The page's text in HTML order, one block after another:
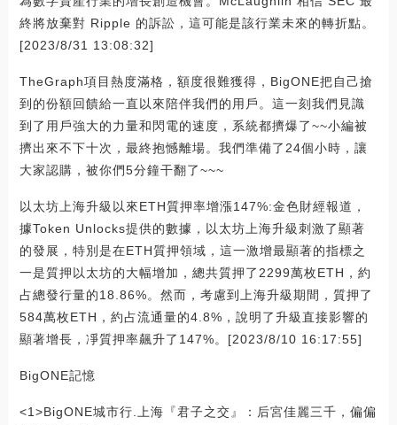
終將放棄對 Ripple 的訴訟，這可能是該行業未來的轉折點。
[2023/8/31 13:08:32]
TheGraph項目熱度滿格，額度很難獲得，BigONE把自己搶
到的份額回饋給一直以來陪伴我們的用戶。這一刻我們見識
到了用戶強大的力量和閃電的速度，系統都擠爆了~~小編被
擠出來不下十次，最終抱憾離場。我們準備了24個小時，讓
大家認購，被你們5分鐘干翻了~~~
以太坊上海升級以來ETH質押率增漲147%:金色財經報道，
據Token Unlocks提供的數據，以太坊上海升級刺激了顯著
的發展，特別是在ETH質押領域，這一激增最顯著的指標之
一是質押以太坊的大幅增加，總共質押了2299萬枚ETH，約
占總發行量的18.86%。然而，考慮到上海升級期間，質押了
584萬枚ETH，約占流通量的4.8%，說明了升級直接影響的
顯著增長，凈質押率飆升了147%。[2023/8/10 16:17:55]
BigONE記憶
<1>BigONE城市行.上海『君子之交』：后宮佳麗三千，偏偏